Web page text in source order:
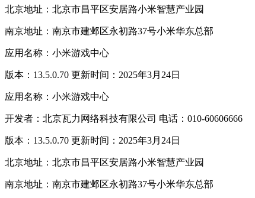
北京地址：北京市昌平区安居路小米智慧产业园
南京地址：南京市建邺区永初路37号小米华东总部
应用名称：小米游戏中心
版本：13.5.0.70 更新时间：2025年3月24日
应用名称：小米游戏中心
开发者：北京瓦力网络科技有限公司 电话：010-60606666
版本：13.5.0.70 更新时间：2025年3月24日
北京地址：北京市昌平区安居路小米智慧产业园
南京地址：南京市建邺区永初路37号小米华东总部